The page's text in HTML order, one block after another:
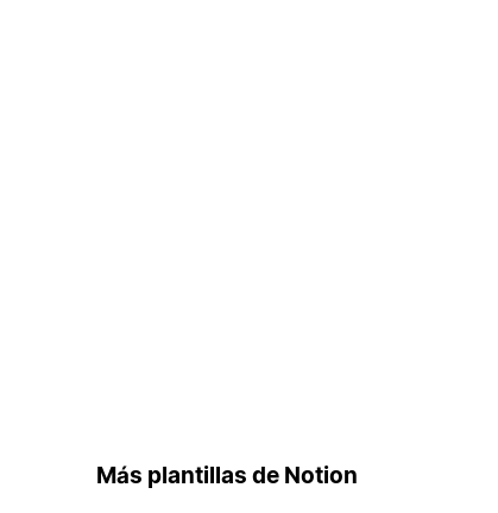
Más plantillas de Notion